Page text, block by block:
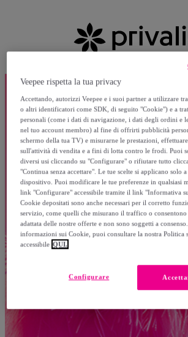
Veepee rispetta la tua privacy
Accettando, autorizzi Veepee e i suoi partner a utilizzare
o altri identificatori come SDK, di seguito "Cookie") e a
personali (come i dati di navigazione, i dati degli ordini e
nel tuo account membro) al fine di offrirti pubblicità
schermo della tua TV) e misurarne le prestazioni,
sull'attività di vendita e a fini di lotta contro le frodi. Puoi
diversi usi cliccando su "Configurare" o rifiutare tutto
"Continua senza accettare". Le tue scelte si applicano solo
dispositivo. Puoi modificare le tue preferenze in qualsiasi
link "Configurare" accessibile tramite il link "Informativa
Cookie depositati sono anche necessari per il corretto
servizio, come quelli che misurano il traffico o consentono
adattata delle nostre offerte e non sono soggetti a
informazioni sui Cookie, puoi consultare la nostra Politica
accessibile QUI.
Configurare